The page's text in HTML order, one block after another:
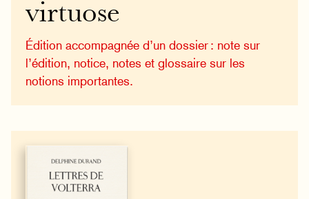
virtuose
Édition accompagnée d’un dossier : note sur
l’édition, notice, notes et glossaire sur les
notions importantes.